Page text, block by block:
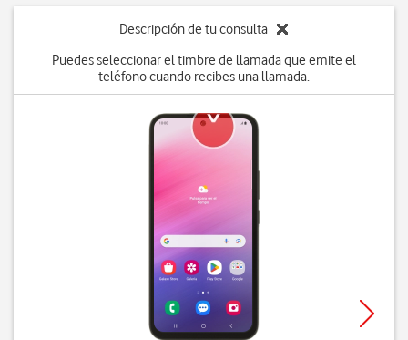
Descripción de tu consulta
Puedes seleccionar el timbre de llamada que emite el
teléfono cuando recibes una llamada.